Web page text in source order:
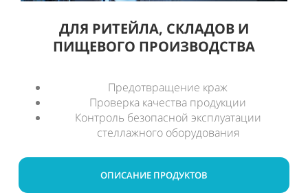
ДЛЯ РИТЕЙЛА, СКЛАДОВ И
ПИЩЕВОГО ПРОИЗВОДСТВА
Предотвращение краж
Проверка качества продукции
Контроль безопасной эксплуатации
стеллажного оборудования
ОПИСАНИЕ ПРОДУКТОВ